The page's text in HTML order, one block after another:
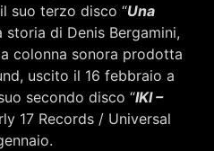
Città Aperta
suo terzo disco “Una
storia di Denis Bergamini,
colonna sonora prodotta
uscito il 16 febbraio a
secondo disco “IKI –
17 Records / Universal